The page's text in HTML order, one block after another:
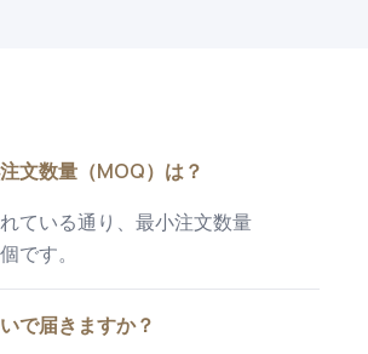
文数量（MOQ）は？
ている通り、最小注文数量
です。
で届きますか？